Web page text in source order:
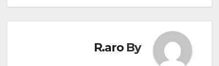
By
R.aro